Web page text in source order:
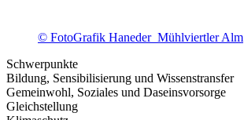
© FotoGrafik Haneder_Mühlviertler Alm
Schwerpunkte
Bildung, Sensibilisierung und Wissenstransfer
Gemeinwohl, Soziales und Daseinsvorsorge
Gleichstellung